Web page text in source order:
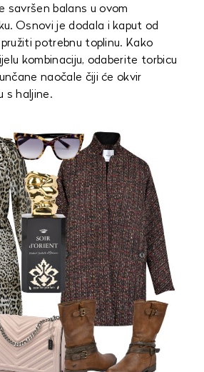
savršen balans u ovom
Osnovi je dodala i kaput od
potrebnu toplinu. Kako
kombinaciju, odaberite torbicu
naočale čiji će okvir
s haljine.